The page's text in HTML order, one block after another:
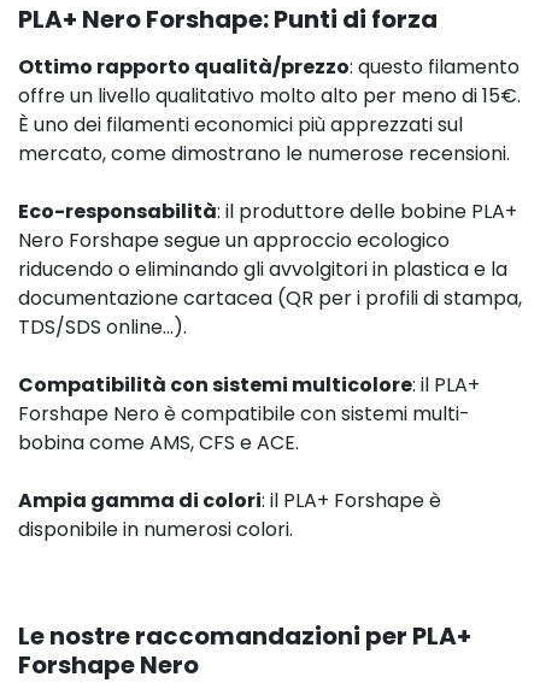
PLA+ Nero Forshape: Punti di forza
Ottimo rapporto qualità/prezzo: questo filamento
offre un livello qualitativo molto alto per meno di 15€.
È uno dei filamenti economici più apprezzati sul
mercato, come dimostrano le numerose recensioni.
Eco-responsabilità: il produttore delle bobine PLA+
Nero Forshape segue un approccio ecologico
riducendo o eliminando gli avvolgitori in plastica e la
documentazione cartacea (QR per i profili di stampa,
TDS/SDS online...).
Compatibilità con sistemi multicolore: il PLA+
Forshape Nero è compatibile con sistemi multi-
bobina come AMS, CFS e ACE.
Ampia gamma di colori: il PLA+ Forshape è
disponibile in numerosi colori.
Le nostre raccomandazioni per PLA+
Forshape Nero